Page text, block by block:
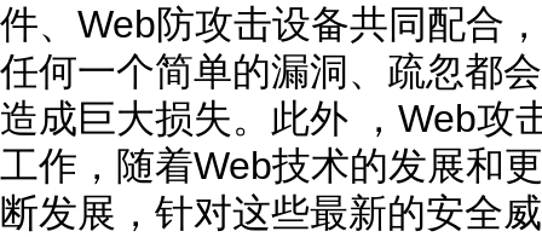
件、Web防攻击设备共同配合
任何一个简单的漏洞、疏忽都
造成巨大损失。此外 ，Web攻
工作，随着Web技术的发展和
断发展，针对这些最新的安全